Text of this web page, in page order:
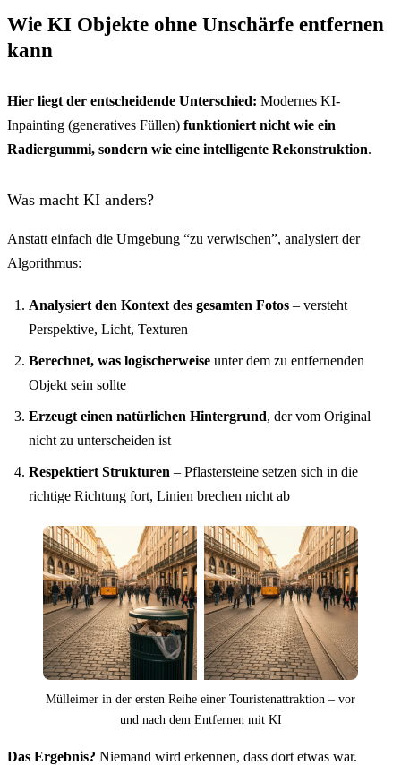
Wie KI Objekte ohne Unschärfe entfernen
kann
Hier liegt der entscheidende Unterschied: Modernes KI-
Inpainting (generatives Füllen) funktioniert nicht wie ein
Radiergummi, sondern wie eine intelligente Rekonstruktion.
Was macht KI anders?
Anstatt einfach die Umgebung “zu verwischen”, analysiert der
Algorithmus:
Analysiert den Kontext des gesamten Fotos – versteht
Perspektive, Licht, Texturen
Berechnet, was logischerweise unter dem zu entfernenden
Objekt sein sollte
Erzeugt einen natürlichen Hintergrund, der vom Original
nicht zu unterscheiden ist
Respektiert Strukturen – Pflastersteine setzen sich in die
richtige Richtung fort, Linien brechen nicht ab
Mülleimer in der ersten Reihe einer Touristenattraktion – vor
und nach dem Entfernen mit KI
Das Ergebnis? Niemand wird erkennen, dass dort etwas war.